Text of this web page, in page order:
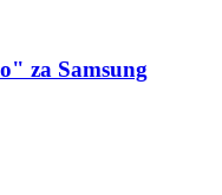
za Samsung